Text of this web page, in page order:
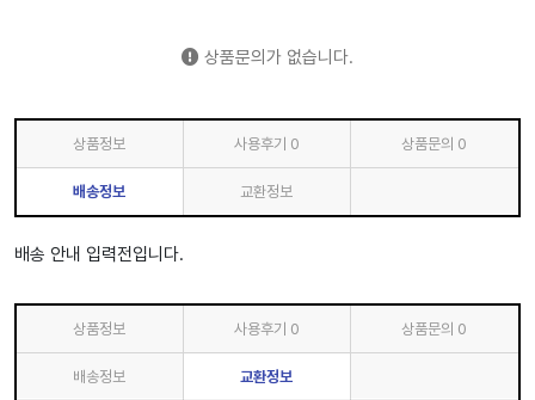
상품문의가 없습니다.
상품정보 사용후기 0 상품문의 0
배송정보 교환정보
배송 안내 입력전입니다.
상품정보 사용후기 0 상품문의 0
배송정보 교환정보